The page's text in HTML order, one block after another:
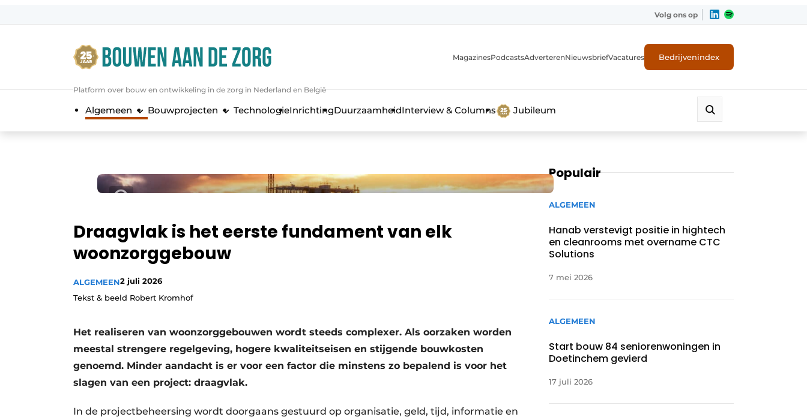
Algemene voorwaarden
Contact
Jaarboek
Nieuwsbrief
Podcasts
Privacy / Cookie statement
Vacature aanmelden
Video’s
Volg ons op
Platform over bouw en ontwikkeling in de zorg in Nederland en België
MagazinesPodcastsAdverterenNieuwsbriefVacatures Bedrijvenindex
Algemeen Bouwprojecten TechnologieInrichtingDuurzaamheidInterview & Columns Jubileum
Draagvlak is het eerste fundament van elk
woonzorggebouw
ALGEMEEN2 juli 2026
Tekst & beeld Robert Kromhof
Het realiseren van woonzorggebouwen wordt steeds complexer. Als oorzaken worden
meestal strengere regelgeving, hogere kwaliteitseisen en stijgende bouwkosten
genoemd. Minder aandacht is er voor een factor die minstens zo bepalend is voor het
slagen van een project: draagvlak.
In de projectbeheersing wordt doorgaans gestuurd op organisatie, geld, tijd, informatie en
Populair
ALGEMEEN
Hanab verstevigt positie in hightech
en cleanrooms met overname CTC
Solutions
7 mei 2026
ALGEMEEN
Start bouw 84 seniorenwoningen in
Doetinchem gevierd
17 juli 2026